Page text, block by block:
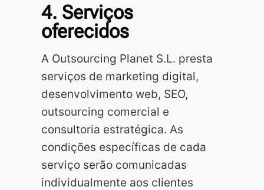
4. Serviços
oferecidos
A Outsourcing Planet S.L. presta
serviços de marketing digital,
desenvolvimento web, SEO,
outsourcing comercial e
consultoria estratégica. As
condições específicas de cada
serviço serão comunicadas
individualmente aos clientes